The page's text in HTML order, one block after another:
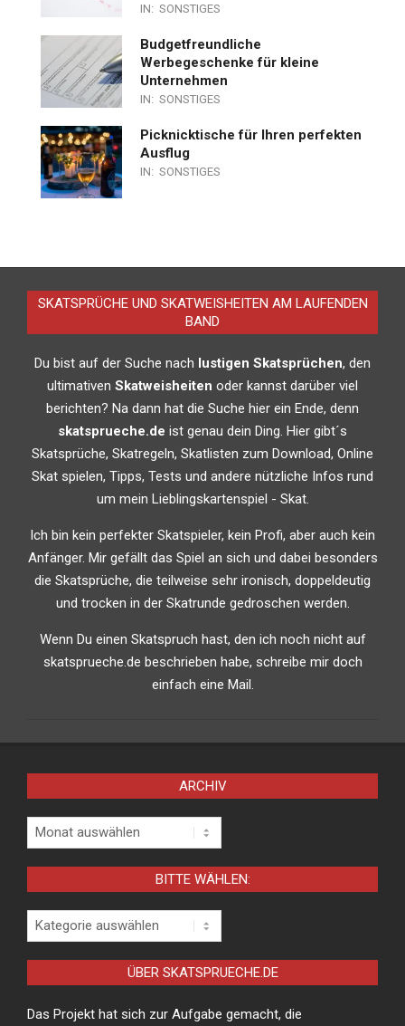
IN: SONSTIGES
Budgetfreundliche
Werbegeschenke für kleine
Unternehmen
IN: SONSTIGES
Picknicktische für Ihren perfekten
Ausflug
IN: SONSTIGES
SKATSPRÜCHE UND SKATWEISHEITEN AM LAUFENDEN
BAND
Du bist auf der Suche nach lustigen Skatsprüchen, den
ultimativen Skatweisheiten oder kannst darüber viel
berichten? Na dann hat die Suche hier ein Ende, denn
skatsprueche.de ist genau dein Ding. Hier gibt´s
Skatsprüche, Skatregeln, Skatlisten zum Download, Online
Skat spielen, Tipps, Tests und andere nützliche Infos rund
um mein Lieblingskartenspiel - Skat.
Ich bin kein perfekter Skatspieler, kein Profi, aber auch kein
Anfänger. Mir gefällt das Spiel an sich und dabei besonders
die Skatsprüche, die teilweise sehr ironisch, doppeldeutig
und trocken in der Skatrunde gedroschen werden.
Wenn Du einen Skatspruch hast, den ich noch nicht auf
skatsprueche.de beschrieben habe, schreibe mir doch
einfach eine Mail.
ARCHIV
Archiv
BITTE WÄHLEN:
Bitte
wählen:
ÜBER SKATSPRUECHE.DE
Das Projekt hat sich zur Aufgabe gemacht, die